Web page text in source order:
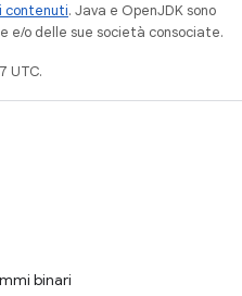
contenuti. Java e OpenJDK sono
e/o delle sue società consociate.
UTC.
binari